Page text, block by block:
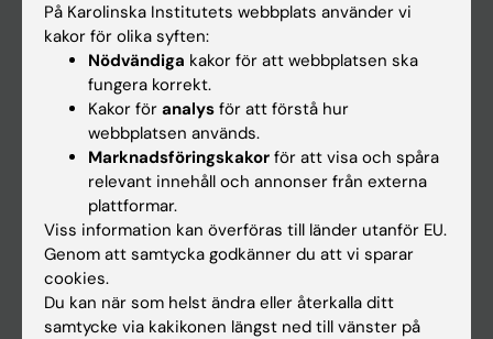
På gång
Nyheter
Kalender
Schema
Studentmejlen
Kurs- och programwebbar
På Karolinska Institutets webbplats använder vi
kakor för olika syften:
Nödvändiga kakor för att webbplatsen ska
fungera korrekt.
Kakor för analys för att förstå hur
webbplatsen används.
Marknadsföringskakor för att visa och spåra
relevant innehåll och annonser från externa
plattformar.
Viss information kan överföras till länder utanför EU.
Genom att samtycka godkänner du att vi sparar
cookies.
Du kan när som helst ändra eller återkalla ditt
samtycke via kakikonen längst ned till vänster på